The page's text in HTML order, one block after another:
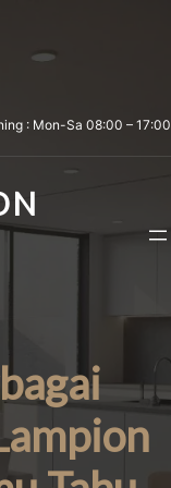
: Mon-Sa 08:00 – 17:00